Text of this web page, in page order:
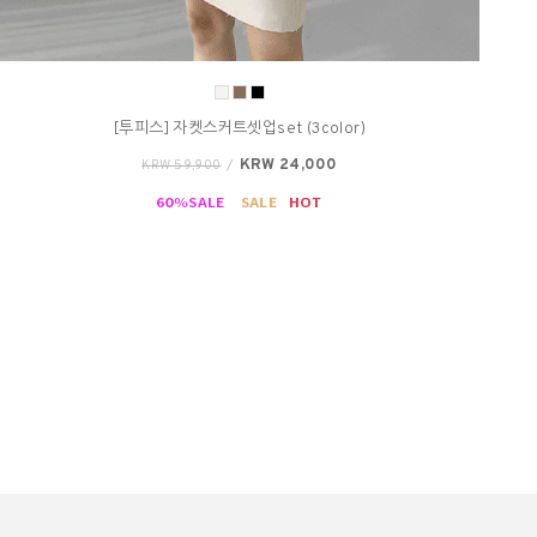
[투피스] 자켓스커트셋업set (3color)
KRW 59,900 / KRW 24,000